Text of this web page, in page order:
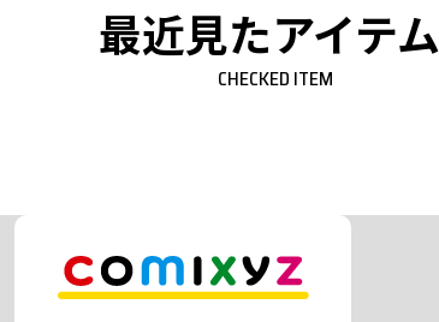
最近見たアイテム
CHECKED ITEM